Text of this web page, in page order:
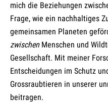
mich die Beziehungen
Frage, wie ein nachhaltiges
gemeinsamen Planeten
zwischenMenschen und
Gesellschaft. Mit meiner
Entscheidungen im Schutz
Grossraubtieren in unserer
beitragen.